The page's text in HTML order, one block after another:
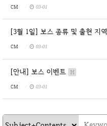
CM 03-01
[3월 1일] 보스 종류 및 출현 지역
CM 03-01
[안내] 보스 이벤트 H
CM 03-01